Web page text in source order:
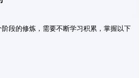
段的修炼，需要不断学习积累，掌握以下